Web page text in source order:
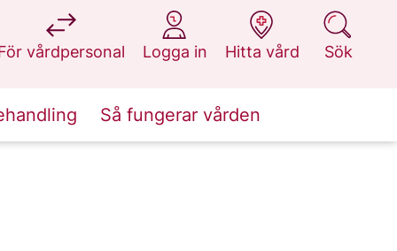
vårdpersonal
på 1177.se
Logga in
på 1177.se
Hitta vård
på 1177.se
Sök
på 1177.se
Så fungerar vården